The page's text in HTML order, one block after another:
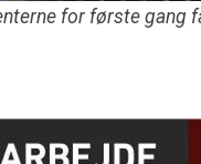
for første gang